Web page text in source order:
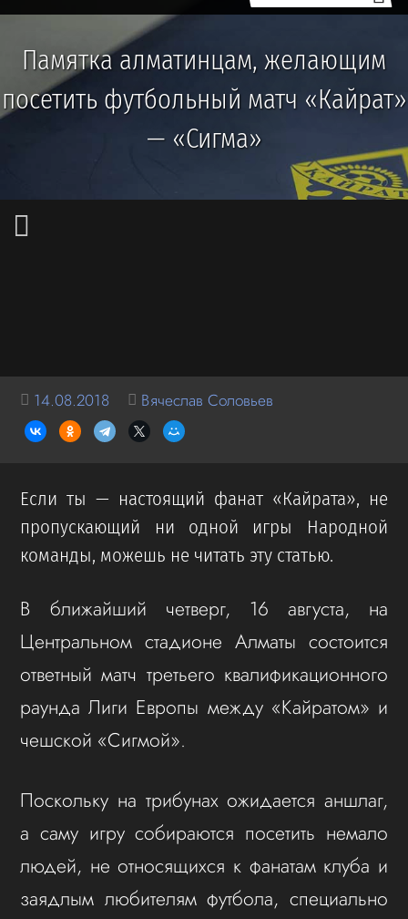
Памятка алматинцам, желающим
посетить футбольный матч «Кайрат»
— «Сигма»
14.08.2018 Вячеслав Соловьев
Если ты — настоящий фанат «Кайрата», не
пропускающий ни одной игры Народной
команды, можешь не читать эту статью.
В ближайший четверг, 16 августа, на
Центральном стадионе Алматы состоится
ответный матч третьего квалификационного
раунда Лиги Европы между «Кайратом» и
чешской «Сигмой».
Поскольку на трибунах ожидается аншлаг,
а саму игру собираются посетить немало
людей, не относящихся к фанатам клуба и
заядлым любителям футбола, специально